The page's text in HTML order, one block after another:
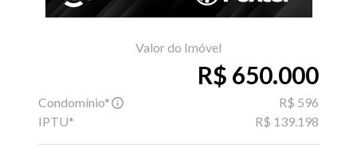
Valor do Imóvel
R$ 650.000
Condomínio*
R$ 596
IPTU*
R$ 139.198